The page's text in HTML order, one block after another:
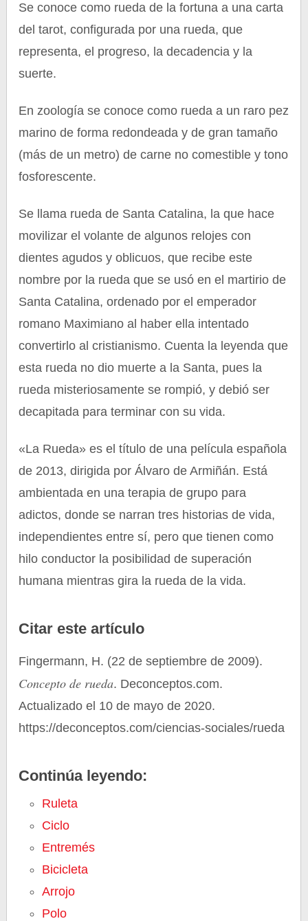
Se conoce como rueda de la fortuna a una carta
del tarot, configurada por una rueda, que
representa, el progreso, la decadencia y la
suerte.
En zoología se conoce como rueda a un raro pez
marino de forma redondeada y de gran tamaño
(más de un metro) de carne no comestible y tono
fosforescente.
Se llama rueda de Santa Catalina, la que hace
movilizar el volante de algunos relojes con
dientes agudos y oblicuos, que recibe este
nombre por la rueda que se usó en el martirio de
Santa Catalina, ordenado por el emperador
romano Maximiano al haber ella intentado
convertirlo al cristianismo. Cuenta la leyenda que
esta rueda no dio muerte a la Santa, pues la
rueda misteriosamente se rompió, y debió ser
decapitada para terminar con su vida.
«La Rueda» es el título de una película española
de 2013, dirigida por Álvaro de Armiñán. Está
ambientada en una terapia de grupo para
adictos, donde se narran tres historias de vida,
independientes entre sí, pero que tienen como
hilo conductor la posibilidad de superación
humana mientras gira la rueda de la vida.
Citar este artículo
Fingermann, H. (22 de septiembre de 2009).
Concepto de rueda. Deconceptos.com.
Actualizado el 10 de mayo de 2020.
https://deconceptos.com/ciencias-sociales/rueda
Continúa leyendo:
Ruleta
Ciclo
Entremés
Bicicleta
Arrojo
Polo